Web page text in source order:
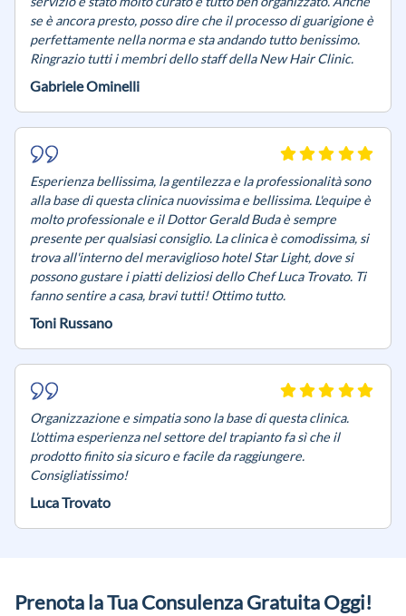
se è ancora presto, posso dire che il processo di guarigione è
perfettamente nella norma e sta andando tutto benissimo.
Ringrazio tutti i membri dello staff della New Hair Clinic.
Gabriele Ominelli
Esperienza bellissima, la gentilezza e la professionalità sono
alla base di questa clinica nuovissima e bellissima. L'equipe è
molto professionale e il Dottor Gerald Buda è sempre
presente per qualsiasi consiglio. La clinica è comodissima, si
trova all'interno del meraviglioso hotel Star Light, dove si
possono gustare i piatti deliziosi dello Chef Luca Trovato. Ti
fanno sentire a casa, bravi tutti! Ottimo tutto.
Toni Russano
Organizzazione e simpatia sono la base di questa clinica.
L'ottima esperienza nel settore del trapianto fa sì che il
prodotto finito sia sicuro e facile da raggiungere.
Consigliatissimo!
Luca Trovato
Prenota la Tua Consulenza Gratuita Oggi!